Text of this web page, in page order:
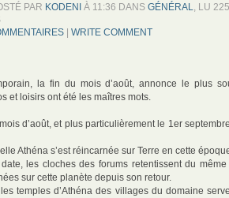
PAR KODENI À 11:36 DANS GÉNÉRAL, LU
| WRITE COMMENT
la fin du mois d’août, annonce le plus
et loisirs ont été les maîtres mots.
d’août, et plus particulièrement le 1er
Athéna s’est réincarnée sur Terre en cette
les cloches des forums retentissent du
sur cette planète depuis son retour.
temples d’Athéna des villages du domaine